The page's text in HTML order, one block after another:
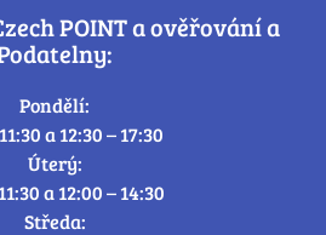
POINT a ověřování a
Pondělí:
a 12:30 – 17:30
Úterý:
a 12:00 – 14:30
Středa: